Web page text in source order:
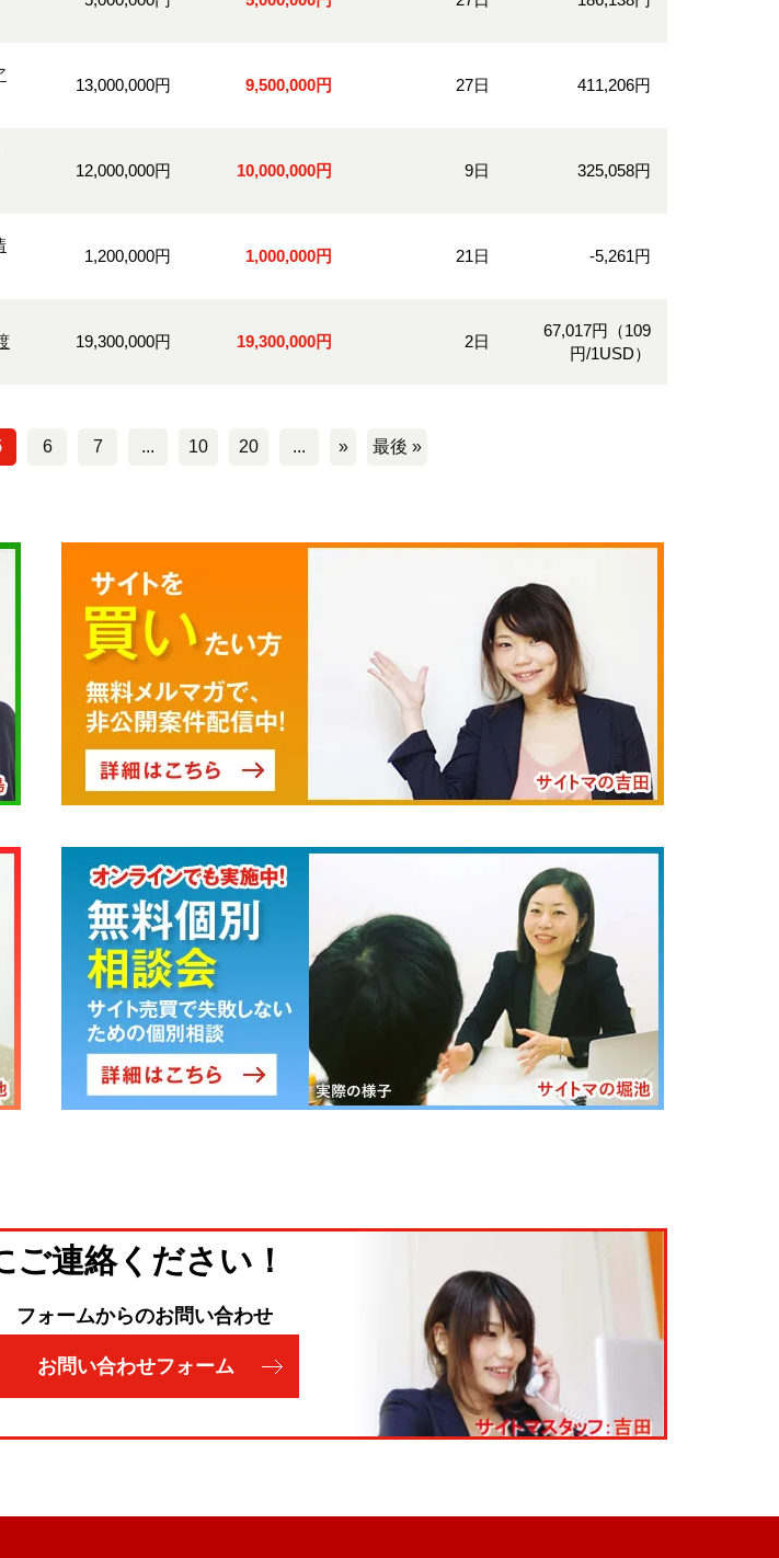
13,000,000円 9,500,000円 27日 411,206円
12,000,000円 10,000,000円 9日 325,058円
1,200,000円 1,000,000円 21日 -5,261円
19,300,000円 19,300,000円 2日
67,017円（109
円/1USD）
6 7 ... 10 20 ... » 最後 »
ご連絡ください！
フォームからのお問い合わせ
お問い合わせフォーム